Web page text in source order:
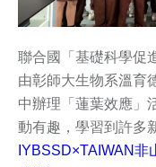
聯合國「基礎科學促
由彰師大生物系溫育
中辦理「蓮葉效應」
動有趣，學習到許多
IYBSSD×TAIWAN